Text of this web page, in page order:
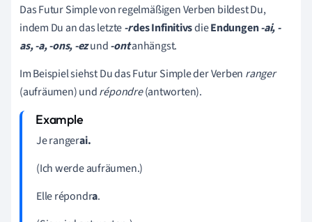
Das Futur Simple von regelmäßigen Verben bildest Du,
indem Du an das letzte-rdes InfinitivsdieEndungen-ai, -
as, -a, -ons, -ezund-ontanhängst.
Im Beispiel siehst Du das Futur Simple der Verben ranger
(aufräumen) undrépondre(antworten).
Je rangerai.
(Ich werde aufräumen.)
Elle répondra.